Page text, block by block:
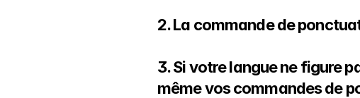
2. La commande de
3. Si votre langue ne figure
même vos commandes de